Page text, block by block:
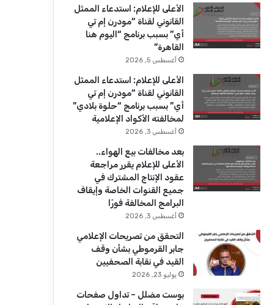
و
ك
T
u
e
ق
ر
ا
م
الأعلى للإعلام: استدعاء الممثل
القانوني لقناة “مودرن إم تي
أي” بسبب برنامج “اليوم هنا
القاهرة”
أغسطس 5, 2026
الأعلى للإعلام: استدعاء الممثل
القانوني لقناة “مودرن إم تي
أي” بسبب برنامج “حلوة بلادي”
لمخالفته الأكواد الإعلامية
أغسطس 3, 2026
بعد مخالفات بيع الهواء..
الأعلى للإعلام يقرر مراجعة
عقود الإنتاج المشترك في
جميع القنوات الخاصة وإيقاف
البرامج المخالفة فورًا
أغسطس 3, 2026
التحقق من تصريحات الإعلامي
جابر القرموطي بشأن وقف
القيد في نقابة الصحفيين
يوليو 23, 2026
بوست مضلل – تداول صفحات